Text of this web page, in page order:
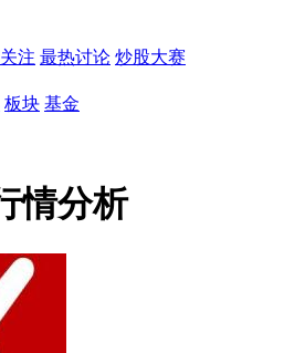
注 最热讨论 炒股大赛
板块 基金
情分析